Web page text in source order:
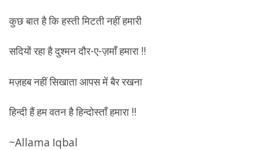
कुछ बात है कि हस्ती मिटती नहीं हमारी
सदियों रहा है दुश्मन दौर-ए-ज़माँ हमारा !!
मज़हब नहीं सिखाता आपस में बैर रखना
हिन्दी हैं हम वतन है हिन्दोस्ताँ हमारा !!
~Allama Iqbal